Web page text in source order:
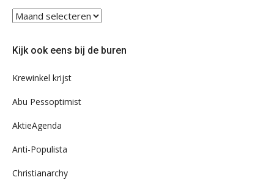
Blader
eens
ons
Kijk ook eens bij de buren
Krewinkel krijst
Abu Pessoptimist
AktieAgenda
Anti-Populista
Christianarchy